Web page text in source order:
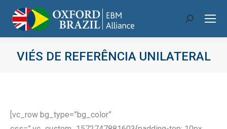
Search:
VIÉS DE REFERÊNCIA UNILATERAL
[vc_row bg_type=”bg_color”